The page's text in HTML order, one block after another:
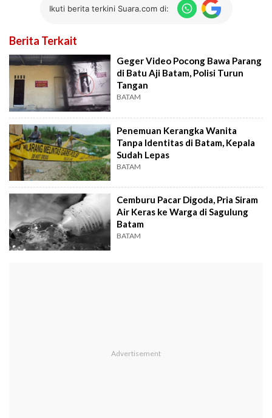
Ikuti berita terkini Suara.com di:
Berita Terkait
Geger Video Pocong Bawa Parang
di Batu Aji Batam, Polisi Turun
Tangan
BATAM
Penemuan Kerangka Wanita
Tanpa Identitas di Batam, Kepala
Sudah Lepas
BATAM
Cemburu Pacar Digoda, Pria Siram
Air Keras ke Warga di Sagulung
Batam
BATAM